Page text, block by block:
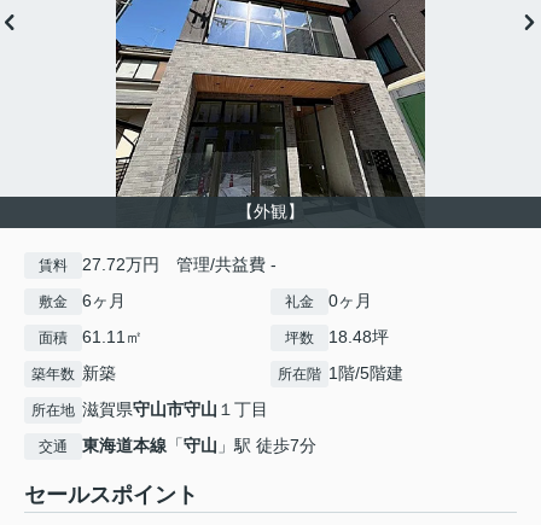
【外観】
賃料 27.72万円 管理/共益費 -
敷金 6ヶ月 礼金 0ヶ月
面積 61.11㎡ 坪数 18.48坪
築年数 新築 所在階 1階/5階建
所在地 滋賀県守山市守山 １丁目
交通 東海道本線 「守山 」駅 徒歩7分
セールスポイント